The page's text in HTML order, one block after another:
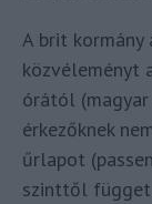
A brit
közvéleményt
órától
érkezőknek
űrlapot
szinttől